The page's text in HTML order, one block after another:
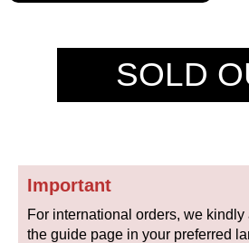
新品
SOLD
Important
For international orders, we
the guide page in your preferred